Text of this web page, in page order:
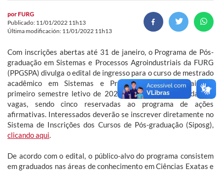
por FURG
Publicado: 11/01/2022 11h13
Última modificación: 11/01/2022 11h13
Com inscrições abertas até 31 de janeiro, o Programa de Pós-
graduação em Sistemas e Processos Agroindustriais da FURG
(PPGSPA) divulga o edital de ingresso para o curso de mestrado
acadêmico em Sistemas e Processos Agroindustriais no
primeiro semestre letivo de 2022. Foram disponibilizadas 20
vagas, sendo cinco reservadas ao programa de ações
afirmativas. Interessados deverão se inscrever diretamente no
Sistema de Inscrições dos Cursos de Pós-graduação (Siposg),
clicando aqui
De acordo com o edital, o público-alvo do programa consistem
em graduados nas áreas de conhecimento em Ciências Exatas e